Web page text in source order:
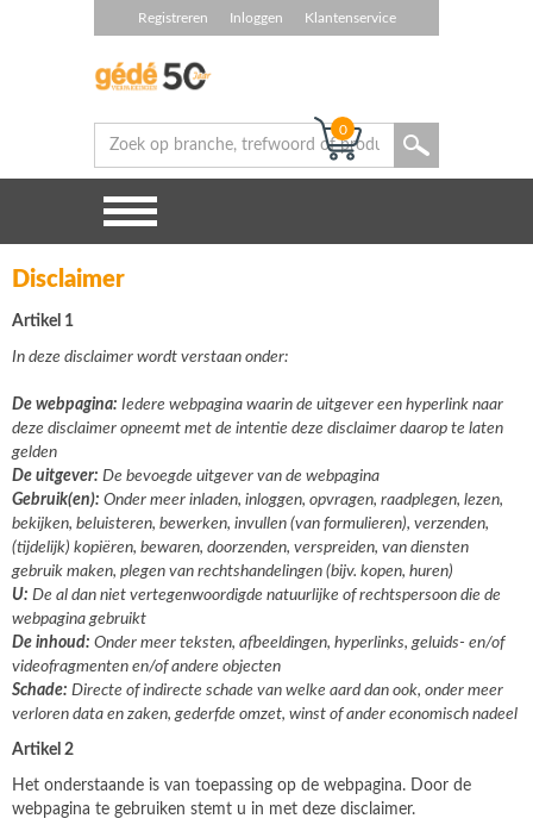
Registreren Inloggen Klantenservice
0
Disclaimer
Artikel 1
In deze disclaimer wordt verstaan onder:
De webpagina: Iedere webpagina waarin de uitgever een hyperlink naar
deze disclaimer opneemt met de intentie deze disclaimer daarop te laten
gelden
De uitgever: De bevoegde uitgever van de webpagina
Gebruik(en): Onder meer inladen, inloggen, opvragen, raadplegen, lezen,
bekijken, beluisteren, bewerken, invullen (van formulieren), verzenden,
(tijdelijk) kopiëren, bewaren, doorzenden, verspreiden, van diensten
gebruik maken, plegen van rechtshandelingen (bijv. kopen, huren)
U: De al dan niet vertegenwoordigde natuurlijke of rechtspersoon die de
webpagina gebruikt
De inhoud: Onder meer teksten, afbeeldingen, hyperlinks, geluids- en/of
videofragmenten en/of andere objecten
Schade: Directe of indirecte schade van welke aard dan ook, onder meer
verloren data en zaken, gederfde omzet, winst of ander economisch nadeel
Artikel 2
Het onderstaande is van toepassing op de webpagina. Door de
webpagina te gebruiken stemt u in met deze disclaimer.